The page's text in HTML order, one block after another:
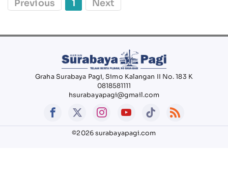
Previous 1 Next
Graha Surabaya Pagi, Simo Kalangan II No. 183 K
0818581111
hsurabayapagi@gmail.com
©2026 surabayapagi.com